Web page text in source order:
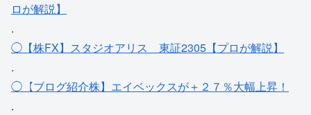
ロが解説】
.
◯【株FX】スタジオアリス＿東証2305【プロが解説】
.
◯【ブログ紹介株】エイベックスが＋２７％大幅上昇！
.